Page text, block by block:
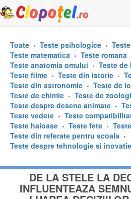
Toate Teste psihologice
Teste matematica
Teste romana
Teste anatomia omului
Teste
Teste filme
Teste din istorie
Teste din astronomie
Teste de
Teste de chimie
Teste de
Teste despre desene animate
Teste vedete
Teste
Teste haioase
Teste fete
Teste din referate pentru scoala
Teste despre tehnologie si inovatie
DE LA STELE LA
INFLUENTEAZA